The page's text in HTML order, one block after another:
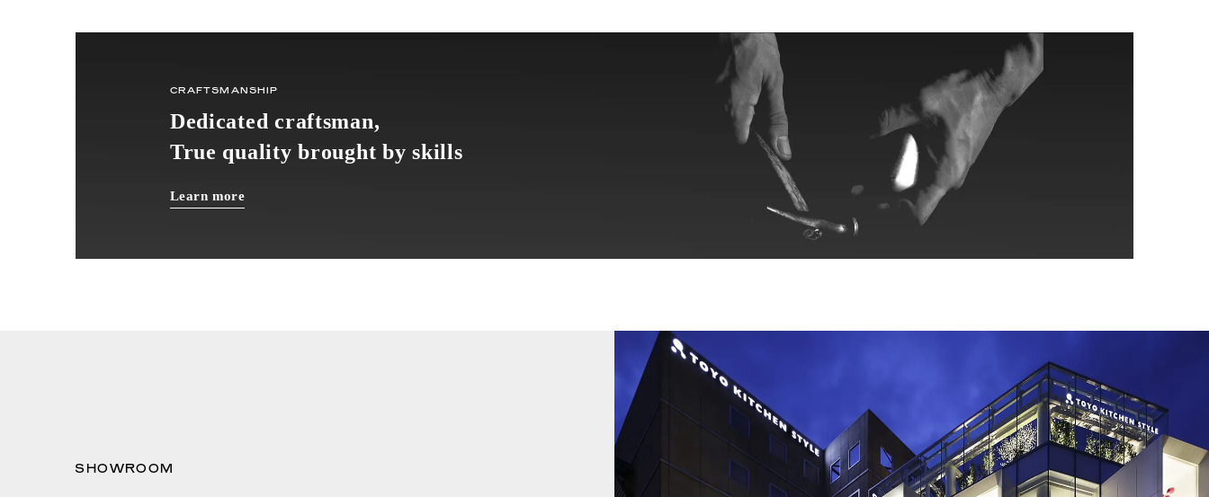
CRAFTSMANSHIP
Dedicated craftsman,
True quality brought by skills
Learn more
SHOWROOM